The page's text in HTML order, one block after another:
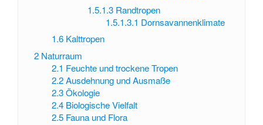
1.5.1.3 Randtropen
1.5.1.3.1 Dornsavannenklimate
1.6 Kalttropen
2 Naturraum
2.1 Feuchte und trockene Tropen
2.2 Ausdehnung und Ausmaße
2.3 Ökologie
2.4 Biologische Vielfalt
2.5 Fauna und Flora